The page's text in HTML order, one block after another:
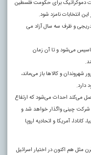
دموکراتیک برای حکومت فلسطین
انتخابات نامزد شود.
و ظرف سه سال آزاد می
می‌شود و تا آن زمان
و کالاها باز می‌ماند،
دارد.
می‌کند احداث می‌شود که ارتفاع
آن به یک شرکت چینی واگذار خواهد شد و
آمریکا و اتحادیه اروپا
مثل هم اکنون در اختیار اسرائیل